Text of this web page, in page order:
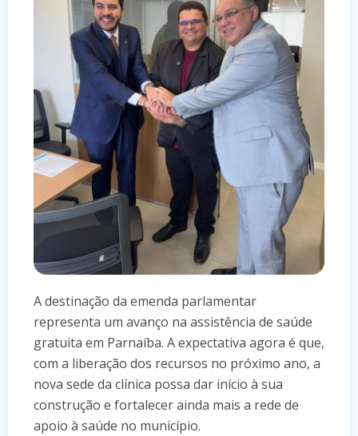
A destinação da emenda parlamentar
representa um avanço na assistência de saúde
gratuita em Parnaíba. A expectativa agora é que,
com a liberação dos recursos no próximo ano, a
nova sede da clínica possa dar início à sua
construção e fortalecer ainda mais a rede de
apoio à saúde no município.